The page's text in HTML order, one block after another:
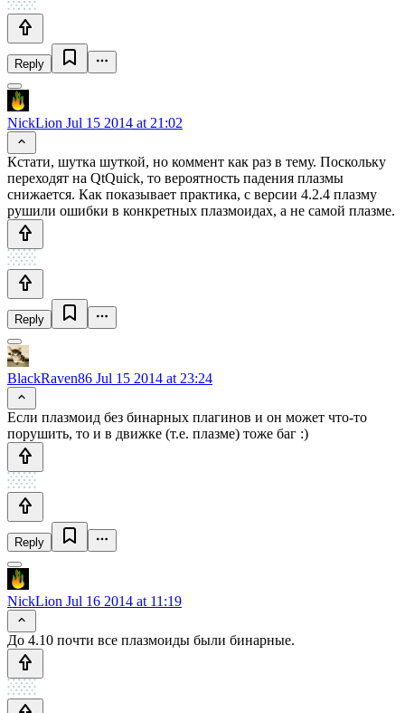
Reply
NickLion Jul 15 2014 at 21:02
Кстати, шутка шуткой, но коммент как раз в тему. Поскольку
переходят на QtQuick, то вероятность падения плазмы
снижается. Как показывает практика, с версии 4.2.4 плазму
рушили ошибки в конкретных плазмоидах, а не самой плазме.
Reply
BlackRaven86 Jul 15 2014 at 23:24
Если плазмоид без бинарных плагинов и он может что-то
порушить, то и в движке (т.е. плазме) тоже баг :)
Reply
NickLion Jul 16 2014 at 11:19
До 4.10 почти все плазмоиды были бинарные.